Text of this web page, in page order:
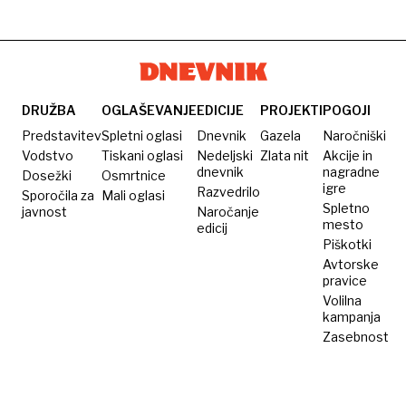
razpleta
posle v
Afriki
ladje za
evrov
DRUŽBA
Predstavitev
Vodstvo
Dosežki
Sporočila za
javnost
OGLAŠEVANJE
Spletni oglasi
Tiskani oglasi
Osmrtnice
Mali oglasi
EDICIJE
Dnevnik
Nedeljski
dnevnik
Razvedrilo
Naročanje
edicij
PROJEKTI
Gazela
Zlata nit
POGOJI
Naročniški
Akcije in
nagradne
igre
Spletno
mesto
Piškotki
Avtorske
pravice
Volilna
kampanja
Zasebnost